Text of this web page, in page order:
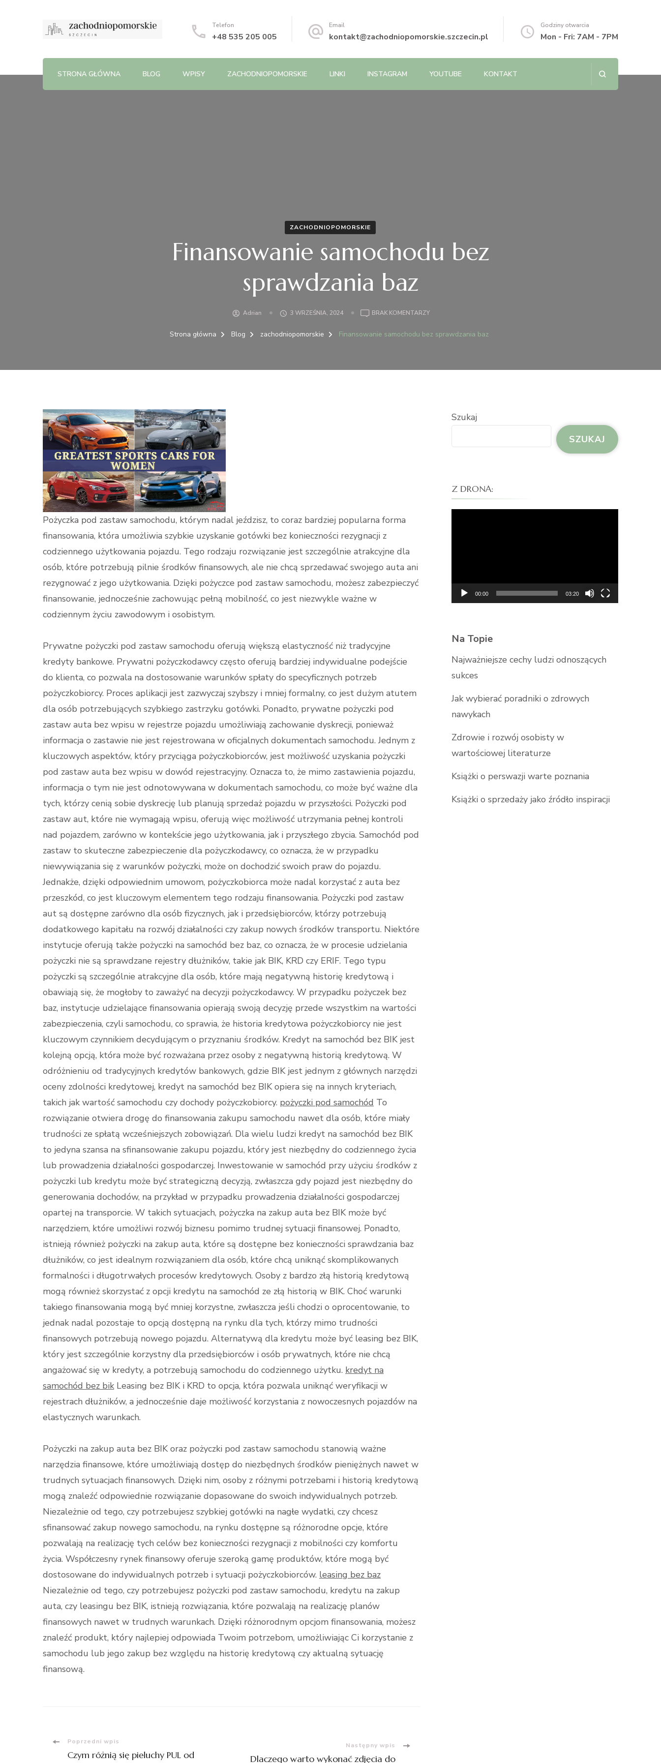
Telefon
+48 535 205 005
Email
kontakt@zachodniopomorskie.szczecin.pl
Godziny otwarcia
Mon - Fri: 7AM - 7PM
STRONA GŁÓWNA BLOG WPISY ZACHODNIOPOMORSKIE LINKI INSTAGRAM YOUTUBE KONTAKT
ZACHODNIOPOMORSKIE
Finansowanie samochodu bez
sprawdzania baz
Adrian 3 WRZEŚNIA, 2024 BRAK KOMENTARZYDO
SAMOCHODU
Strona główna Blog zachodniopomorskie Finansowanie samochodu bez sprawdzania baz
Pożyczka pod zastaw samochodu, którym nadal jeździsz, to coraz bardziej popularna forma
finansowania, która umożliwia szybkie uzyskanie gotówki bez konieczności rezygnacji z
codziennego użytkowania pojazdu. Tego rodzaju rozwiązanie jest szczególnie atrakcyjne dla
osób, które potrzebują pilnie środków finansowych, ale nie chcą sprzedawać swojego auta ani
rezygnować z jego użytkowania. Dzięki pożyczce pod zastaw samochodu, możesz zabezpieczyć
finansowanie, jednocześnie zachowując pełną mobilność, co jest niezwykle ważne w
codziennym życiu zawodowym i osobistym.
Prywatne pożyczki pod zastaw samochodu oferują większą elastyczność niż tradycyjne
kredyty bankowe. Prywatni pożyczkodawcy często oferują bardziej indywidualne podejście
do klienta, co pozwala na dostosowanie warunków spłaty do specyficznych potrzeb
pożyczkobiorcy. Proces aplikacji jest zazwyczaj szybszy i mniej formalny, co jest dużym atutem
dla osób potrzebujących szybkiego zastrzyku gotówki. Ponadto, prywatne pożyczki pod
zastaw auta bez wpisu w rejestrze pojazdu umożliwiają zachowanie dyskrecji, ponieważ
informacja o zastawie nie jest rejestrowana w oficjalnych dokumentach samochodu. Jednym z
kluczowych aspektów, który przyciąga pożyczkobiorców, jest możliwość uzyskania pożyczki
pod zastaw auta bez wpisu w dowód rejestracyjny. Oznacza to, że mimo zastawienia pojazdu,
informacja o tym nie jest odnotowywana w dokumentach samochodu, co może być ważne dla
tych, którzy cenią sobie dyskrecję lub planują sprzedaż pojazdu w przyszłości. Pożyczki pod
zastaw aut, które nie wymagają wpisu, oferują więc możliwość utrzymania pełnej kontroli
nad pojazdem, zarówno w kontekście jego użytkowania, jak i przyszłego zbycia. Samochód pod
zastaw to skuteczne zabezpieczenie dla pożyczkodawcy, co oznacza, że w przypadku
niewywiązania się z warunków pożyczki, może on dochodzić swoich praw do pojazdu.
Jednakże, dzięki odpowiednim umowom, pożyczkobiorca może nadal korzystać z auta bez
przeszkód, co jest kluczowym elementem tego rodzaju finansowania. Pożyczki pod zastaw
aut są dostępne zarówno dla osób fizycznych, jak i przedsiębiorców, którzy potrzebują
dodatkowego kapitału na rozwój działalności czy zakup nowych środków transportu. Niektóre
instytucje oferują także pożyczki na samochód bez baz, co oznacza, że w procesie udzielania
pożyczki nie są sprawdzane rejestry dłużników, takie jak BIK, KRD czy ERIF. Tego typu
pożyczki są szczególnie atrakcyjne dla osób, które mają negatywną historię kredytową i
obawiają się, że mogłoby to zaważyć na decyzji pożyczkodawcy. W przypadku pożyczek bez
baz, instytucje udzielające finansowania opierają swoją decyzję przede wszystkim na wartości
zabezpieczenia, czyli samochodu, co sprawia, że historia kredytowa pożyczkobiorcy nie jest
kluczowym czynnikiem decydującym o przyznaniu środków. Kredyt na samochód bez BIK jest
kolejną opcją, która może być rozważana przez osoby z negatywną historią kredytową. W
odróżnieniu od tradycyjnych kredytów bankowych, gdzie BIK jest jednym z głównych narzędzi
oceny zdolności kredytowej, kredyt na samochód bez BIK opiera się na innych kryteriach,
takich jak wartość samochodu czy dochody pożyczkobiorcy. pożyczki pod samochód To
rozwiązanie otwiera drogę do finansowania zakupu samochodu nawet dla osób, które miały
trudności ze spłatą wcześniejszych zobowiązań. Dla wielu ludzi kredyt na samochód bez BIK
to jedyna szansa na sfinansowanie zakupu pojazdu, który jest niezbędny do codziennego życia
lub prowadzenia działalności gospodarczej. Inwestowanie w samochód przy użyciu środków z
pożyczki lub kredytu może być strategiczną decyzją, zwłaszcza gdy pojazd jest niezbędny do
generowania dochodów, na przykład w przypadku prowadzenia działalności gospodarczej
opartej na transporcie. W takich sytuacjach, pożyczka na zakup auta bez BIK może być
narzędziem, które umożliwi rozwój biznesu pomimo trudnej sytuacji finansowej. Ponadto,
istnieją również pożyczki na zakup auta, które są dostępne bez konieczności sprawdzania baz
dłużników, co jest idealnym rozwiązaniem dla osób, które chcą uniknąć skomplikowanych
formalności i długotrwałych procesów kredytowych. Osoby z bardzo złą historią kredytową
mogą również skorzystać z opcji kredytu na samochód ze złą historią w BIK. Choć warunki
takiego finansowania mogą być mniej korzystne, zwłaszcza jeśli chodzi o oprocentowanie, to
jednak nadal pozostaje to opcją dostępną na rynku dla tych, którzy mimo trudności
finansowych potrzebują nowego pojazdu. Alternatywą dla kredytu może być leasing bez BIK,
który jest szczególnie korzystny dla przedsiębiorców i osób prywatnych, które nie chcą
angażować się w kredyty, a potrzebują samochodu do codziennego użytku. kredyt na
samochód bez bik Leasing bez BIK i KRD to opcja, która pozwala uniknąć weryfikacji w
rejestrach dłużników, a jednocześnie daje możliwość korzystania z nowoczesnych pojazdów na
elastycznych warunkach.
Pożyczki na zakup auta bez BIK oraz pożyczki pod zastaw samochodu stanowią ważne
narzędzia finansowe, które umożliwiają dostęp do niezbędnych środków pieniężnych nawet w
trudnych sytuacjach finansowych. Dzięki nim, osoby z różnymi potrzebami i historią kredytową
mogą znaleźć odpowiednie rozwiązanie dopasowane do swoich indywidualnych potrzeb.
Niezależnie od tego, czy potrzebujesz szybkiej gotówki na nagłe wydatki, czy chcesz
sfinansować zakup nowego samochodu, na rynku dostępne są różnorodne opcje, które
pozwalają na realizację tych celów bez konieczności rezygnacji z mobilności czy komfortu
życia. Współczesny rynek finansowy oferuje szeroką gamę produktów, które mogą być
dostosowane do indywidualnych potrzeb i sytuacji pożyczkobiorców. leasing bez baz
Niezależnie od tego, czy potrzebujesz pożyczki pod zastaw samochodu, kredytu na zakup
auta, czy leasingu bez BIK, istnieją rozwiązania, które pozwalają na realizację planów
finansowych nawet w trudnych warunkach. Dzięki różnorodnym opcjom finansowania, możesz
znaleźć produkt, który najlepiej odpowiada Twoim potrzebom, umożliwiając Ci korzystanie z
samochodu lub jego zakup bez względu na historię kredytową czy aktualną sytuację
finansową.
Nawigacja
Poprzedni wpis
Czym różnią się pieluchy PUL od
Następny wpis
Dlaczego warto wykonać zdjęcia do
Szukaj
SZUKAJ
Z DRONA:
00:00 03:20
Na Topie
Najważniejsze cechy ludzi odnoszących
sukces
Jak wybierać poradniki o zdrowych
nawykach
Zdrowie i rozwój osobisty w
wartościowej literaturze
Książki o perswazji warte poznania
Książki o sprzedaży jako źródło inspiracji